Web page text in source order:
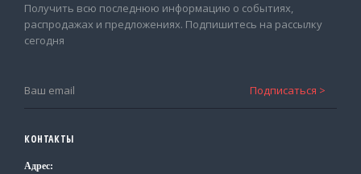
Получить всю последнюю информацию о событиях,
распродажах и предложениях. Подпишитесь на рассылку
сегодня
КОНТАКТЫ
Адрес: